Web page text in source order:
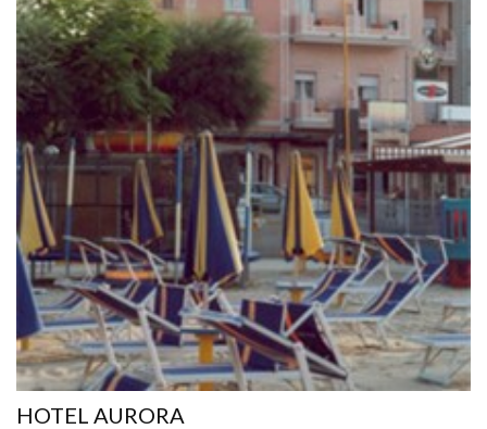
HOTEL AURORA